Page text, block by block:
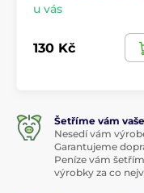
u vás
130 Kč
Šetříme vám
Nesedí vám
Garantujeme
Peníze vám
výrobky za co